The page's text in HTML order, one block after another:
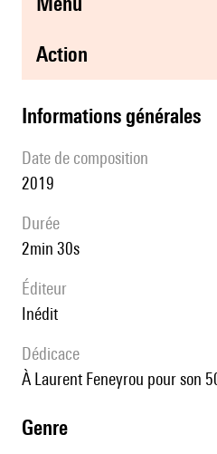
action
informations générales
date de composition
2019
durée
2min 30s
éditeur
Inédit
Dédicace
à Laurent Feneyrou pour son
genre